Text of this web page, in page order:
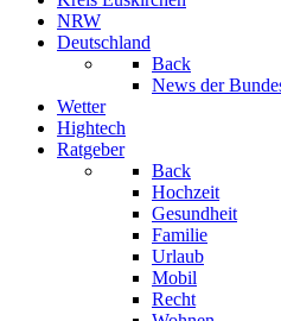
NRW
Deutschland
Back
News der
Wetter
Hightech
Ratgeber
Back
Hochzeit
Gesundheit
Familie
Urlaub
Mobil
Recht